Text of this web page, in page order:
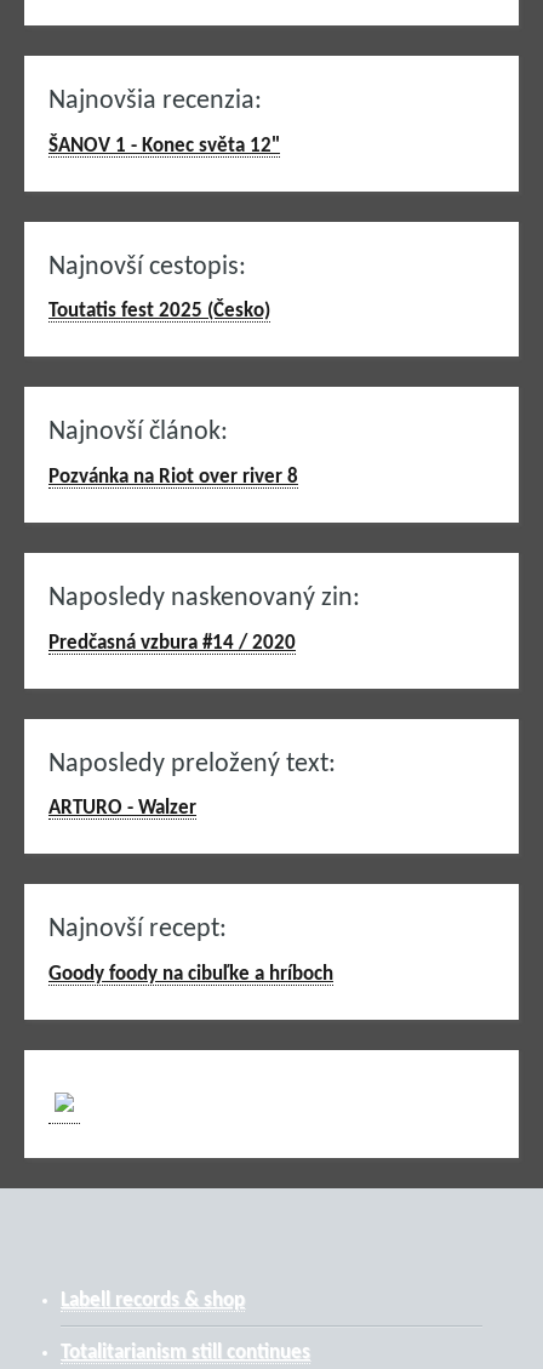
Najnovšia recenzia:
ŠANOV 1 - Konec světa 12"
Najnovší cestopis:
Toutatis fest 2025 (Česko)
Najnovší článok:
Pozvánka na Riot over river 8
Naposledy naskenovaný zin:
Predčasná vzbura #14 / 2020
Naposledy preložený text:
ARTURO - Walzer
Najnovší recept:
Goody foody na cibuľke a hríboch
Labell records & shop
Totalitarianism still continues